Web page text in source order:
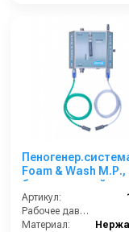
Foam & Wash М.Р.,
бар, с подачей
на 2 ср-ва 1/2ш. 1/
Артикул:
Рабочее давление (бар):
Материал: